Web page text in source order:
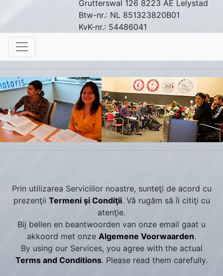
Grutterswal 126 8223 AE Lelystad
Btw-nr.: NL 851323820B01
KvK-nr.: 54486041
Prin utilizarea Serviciilor noastre, sunteţi de acord cu
prezenţii Termeni şi Condiţii. Vă rugăm să îi citiţi cu
atenţie.
Bij bellen en beantwoorden van onze email gaat u
akkoord met onze Algemene Voorwaarden.
By using our Services, you agree with the actual
Terms and Conditions. Please read them carefully.